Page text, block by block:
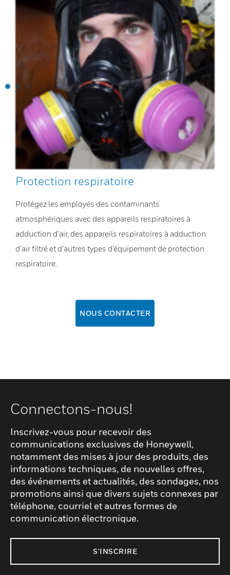
Protection respiratoire
Protégez les employés des contaminants
atmosphériques avec des appareils respiratoires à
adduction d’air, des appareils respiratoires à adduction
d’air filtré et d’autres types d’équipement de protection
respiratoire.
NOUS CONTACTER
Connectons-nous!
Inscrivez-vous pour recevoir des
communications exclusives de Honeywell,
notamment des mises à jour des produits, des
informations techniques, de nouvelles offres,
des événements et actualités, des sondages, nos
promotions ainsi que divers sujets connexes par
téléphone, courriel et autres formes de
communication électronique.
S'INSCRIRE